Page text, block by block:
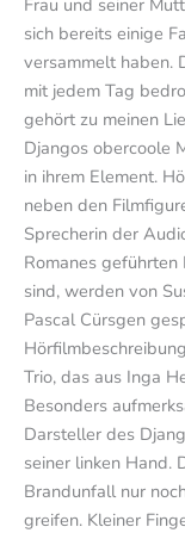
sich bereits einige
versammelt haben.
mit jedem Tag
gehört zu meinen
Djangos obercoole
in ihrem Element.
neben den
Sprecherin der
Romanes
sind, werden von
Pascal Cürsgen
Trio, das aus Inga
Besonders
Darsteller des
seiner linken Hand.
Brandunfall nur
greifen. Kleiner